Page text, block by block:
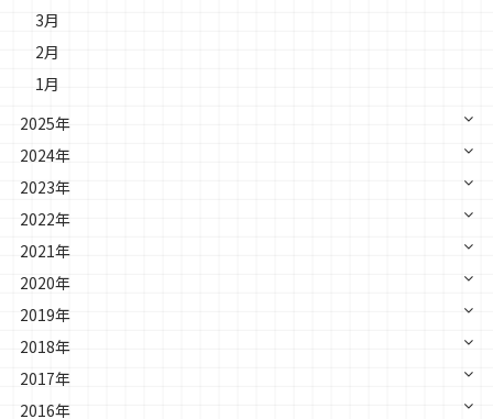
3月
2月
1月
2025年
2024年
2023年
2022年
2021年
2020年
2019年
2018年
2017年
2016年